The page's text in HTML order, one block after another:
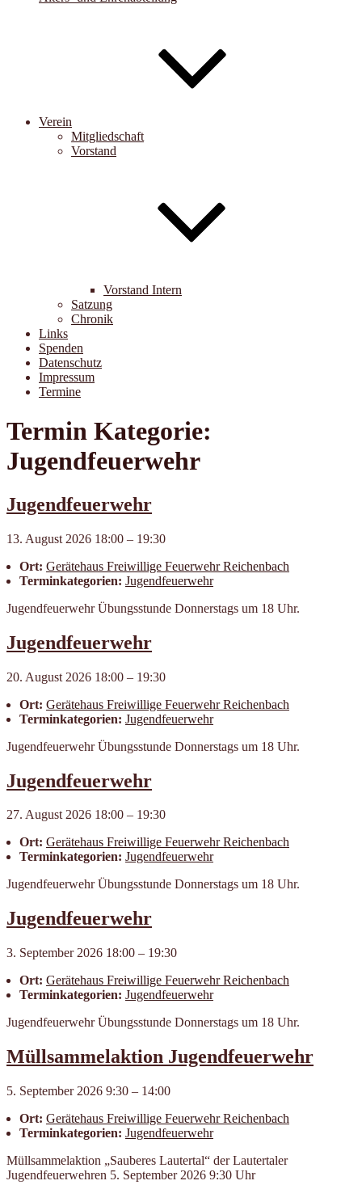
Verein
Mitgliedschaft
Vorstand
Vorstand Intern
Satzung
Chronik
Links
Spenden
Datenschutz
Impressum
Termine
Termin Kategorie:
Jugendfeuerwehr
Jugendfeuerwehr
13. August 2026 18:00 – 19:30
Ort: Geräte­haus Frei­willige Feuer­wehr Reichen­bach
Terminkategorien: Jugendfeuerwehr
Jugendfeuerwehr Übungsstunde Donnerstags um 18 Uhr.
Jugendfeuerwehr
20. August 2026 18:00 – 19:30
Ort: Geräte­haus Frei­willige Feuer­wehr Reichen­bach
Terminkategorien: Jugendfeuerwehr
Jugendfeuerwehr Übungsstunde Donnerstags um 18 Uhr.
Jugendfeuerwehr
27. August 2026 18:00 – 19:30
Ort: Geräte­haus Frei­willige Feuer­wehr Reichen­bach
Terminkategorien: Jugendfeuerwehr
Jugendfeuerwehr Übungsstunde Donnerstags um 18 Uhr.
Jugendfeuerwehr
3. September 2026 18:00 – 19:30
Ort: Geräte­haus Frei­willige Feuer­wehr Reichen­bach
Terminkategorien: Jugendfeuerwehr
Jugendfeuerwehr Übungsstunde Donnerstags um 18 Uhr.
Müllsammelaktion Jugendfeuerwehr
5. September 2026 9:30 – 14:00
Ort: Geräte­haus Frei­willige Feuer­wehr Reichen­bach
Terminkategorien: Jugendfeuerwehr
Müllsammelaktion „Sauberes Lautertal“ der Lautertaler
Jugendfeuerwehren 5. September 2026 9:30 Uhr